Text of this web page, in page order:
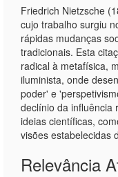
Friedrich Nietzsche
cujo trabalho surgiu
rápidas mudanças
tradicionais. Esta
radical à metafísica,
iluminista, onde
poder' e
declínio da influência
ideias científicas,
visões estabelecidas
Relevância